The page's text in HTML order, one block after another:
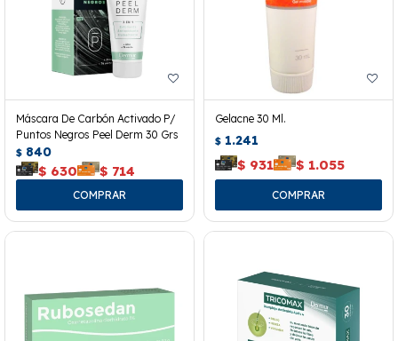
Máscara De Carbón Activado P/
Puntos Negros Peel Derm 30 Grs
$ 840
$ 630 $ 714
Gelacne 30 Ml.
$ 1.241
$ 931 $ 1.055